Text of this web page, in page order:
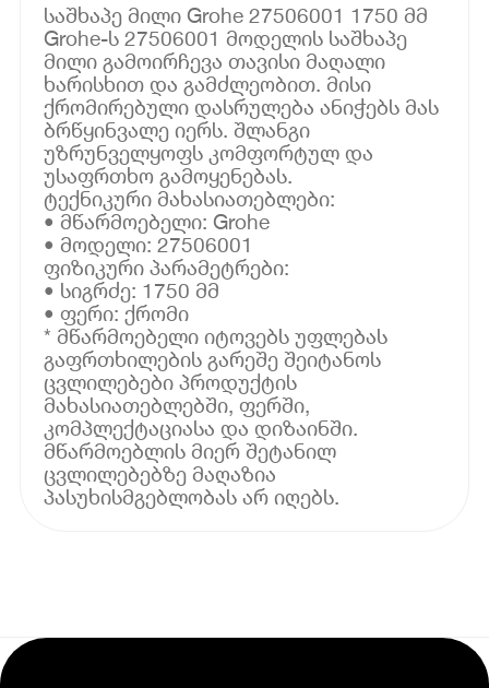
საშხაპე მილი Grohe 27506001 1750 მმ
Grohe-ს 27506001 მოდელის საშხაპე
მილი გამოირჩევა თავისი მაღალი
ხარისხით და გამძლეობით. მისი
ქრომირებული დასრულება ანიჭებს მას
ბრწყინვალე იერს. შლანგი
უზრუნველყოფს კომფორტულ და
უსაფრთხო გამოყენებას.
ტექნიკური მახასიათებლები:
• მწარმოებელი: Grohe
• მოდელი: 27506001
ფიზიკური პარამეტრები:
• სიგრძე: 1750 მმ
• ფერი: ქრომი
* მწარმოებელი იტოვებს უფლებას
გაფრთხილების გარეშე შეიტანოს
ცვლილებები პროდუქტის
მახასიათებლებში, ფერში,
კომპლექტაციასა და დიზაინში.
მწარმოებლის მიერ შეტანილ
ცვლილებებზე მაღაზია
პასუხისმგებლობას არ იღებს.